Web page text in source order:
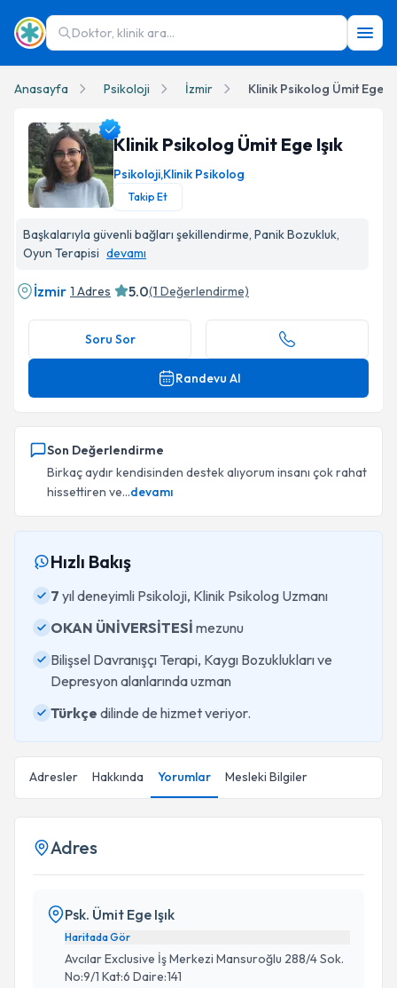
Doktor, klinik ara...
Anasayfa Psikoloji İzmir Klinik Psikolog Ümit Ege
Klinik Psikolog Ümit Ege Işık
Psikoloji,Klinik Psikolog
Takip Et
Başkalarıyla güvenli bağları şekillendirme, Panik Bozukluk,
Oyun Terapisi devamı
İzmir 1 Adres 5.0(1 Değerlendirme)
Soru Sor
Randevu Al
Son Değerlendirme
Birkaç aydır kendisinden destek alıyorum insanı çok rahat
hissettiren ve...devamı
Hızlı Bakış
7 yıl deneyimli Psikoloji, Klinik Psikolog Uzmanı
OKAN ÜNİVERSİTESİ mezunu
Bilişsel Davranışçı Terapi, Kaygı Bozuklukları ve
Depresyon alanlarında uzman
Türkçe dilinde de hizmet veriyor.
Adresler Hakkında Yorumlar Mesleki Bilgiler
Adres
Psk. Ümit Ege Işık
Haritada Gör
Avcılar Exclusive İş Merkezi Mansuroğlu 288/4 Sok.
No:9/1 Kat:6 Daire:141